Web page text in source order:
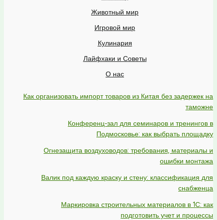
Животный мир
Игровой мир
Кулинария
Лайфхаки и Советы
О нас
Как организовать импорт товаров из Китая без задержек на
таможне
Конференц-зал для семинаров и тренингов в
Подмосковье: как выбрать площадку
Огнезащита воздуховодов: требования, материалы и
ошибки монтажа
Валик под каждую краску и стену: классификация для
снабженца
Маркировка строительных материалов в 1С: как
подготовить учет и процессы